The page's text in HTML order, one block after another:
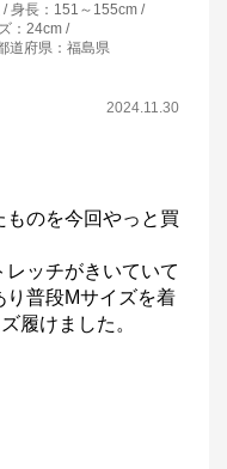
身長 ： 151～155cm
： 24cm
道府県 ： 福島県
2024.11.30
のを今回やっと買
ッチがきいていて
り普段Mサイズを着
履けました。